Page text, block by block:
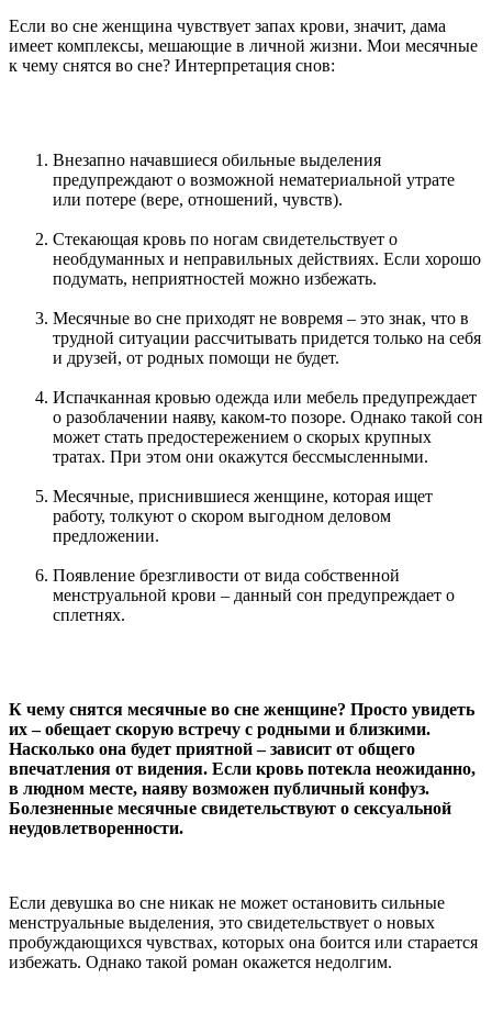
Если во сне женщина чувствует запах крови, значит, дама
имеет комплексы, мешающие в личной жизни. Мои месячные
к чему снятся во сне? Интерпретация снов:
Внезапно начавшиеся обильные выделения
предупреждают о возможной нематериальной утрате
или потере (вере, отношений, чувств).
Стекающая кровь по ногам свидетельствует о
необдуманных и неправильных действиях. Если хорошо
подумать, неприятностей можно избежать.
Месячные во сне приходят не вовремя – это знак, что в
трудной ситуации рассчитывать придется только на себя
и друзей, от родных помощи не будет.
Испачканная кровью одежда или мебель предупреждает
о разоблачении наяву, каком-то позоре. Однако такой сон
может стать предостережением о скорых крупных
тратах. При этом они окажутся бессмысленными.
Месячные, приснившиеся женщине, которая ищет
работу, толкуют о скором выгодном деловом
предложении.
Появление брезгливости от вида собственной
менструальной крови – данный сон предупреждает о
сплетнях.
К чему снятся месячные во сне женщине? Просто увидеть
их – обещает скорую встречу с родными и близкими.
Насколько она будет приятной – зависит от общего
впечатления от видения. Если кровь потекла неожиданно,
в людном месте, наяву возможен публичный конфуз.
Болезненные месячные свидетельствуют о сексуальной
неудовлетворенности.
Если девушка во сне никак не может остановить сильные
менструальные выделения, это свидетельствует о новых
пробуждающихся чувствах, которых она боится или старается
избежать. Однако такой роман окажется недолгим.